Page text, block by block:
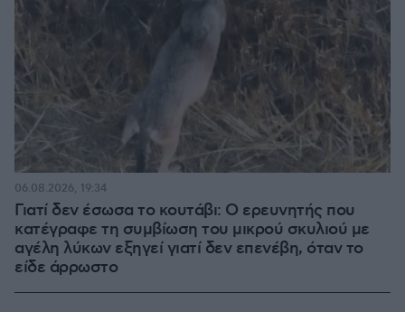
Γιατί δεν έσωσα το κουτάβι: Ο ερευνητής που
κατέγραφε τη συμβίωση του μικρού σκυλιού με
αγέλη λύκων εξηγεί γιατί δεν επενέβη, όταν το
είδε άρρωστο
06.08.2026, 19:34